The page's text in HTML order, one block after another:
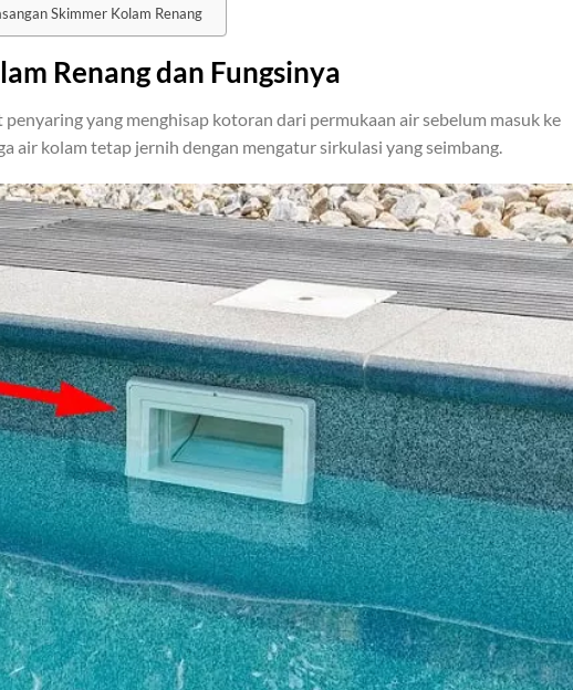
Skimmer Kolam Renang
Renang dan Fungsinya
yang menghisap kotoran dari permukaan air sebelum masuk ke
air kolam tetap jernih dengan mengatur sirkulasi yang seimbang.